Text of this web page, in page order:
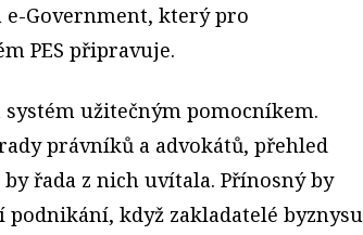
e-Government, který pro
PES připravuje.
užitečným pomocníkem.
právníků a advokátů, přehled
řada z nich uvítala. Přínosný by
když zakladatelé byznysu